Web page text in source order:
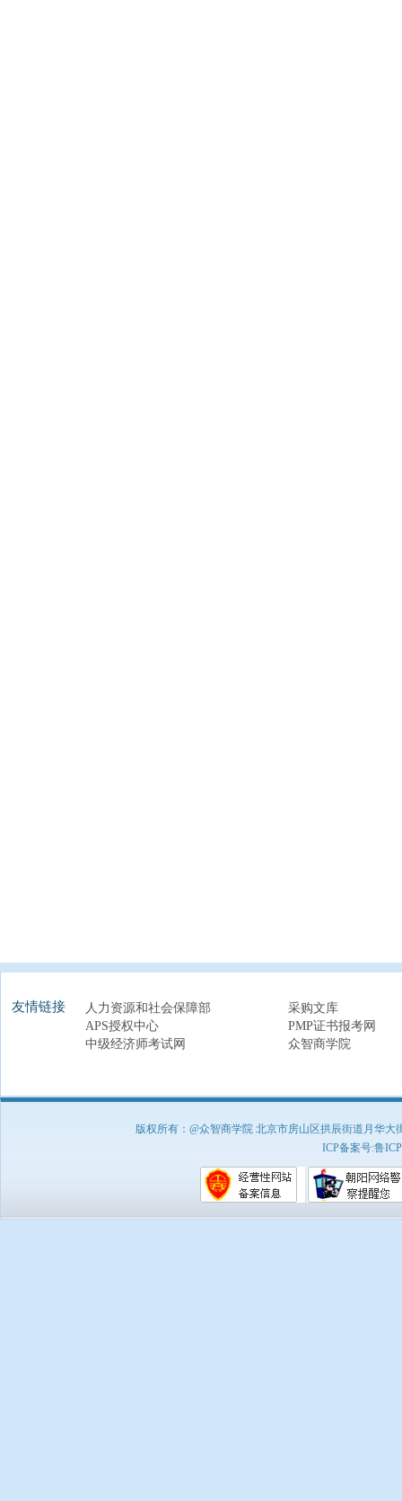
友情链接 人力资源和社会保障部
采购文库
APS授权中心
PMP证书报考网
中级经济师考试网
众智商学院
版权所有：@众智商学院 北京市房山区拱辰街道月华
ICP备案号:鲁